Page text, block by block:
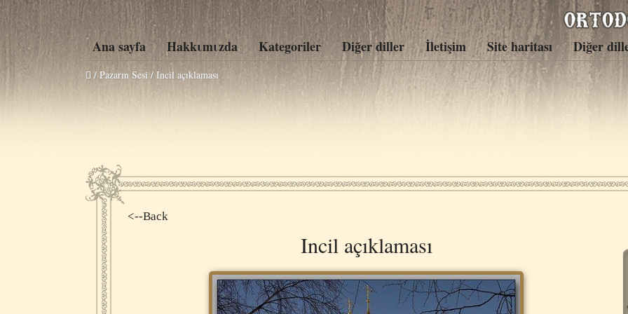
Ana sayfa Hakkιmιzda Kategoriler Diğer diller İletişim Site haritası Diğer
/ Pazarın Sesi /Incil açıklaması
<--Back
Incil açıklaması